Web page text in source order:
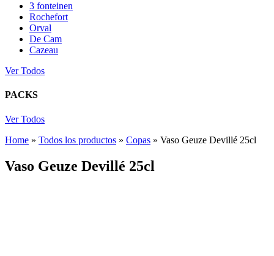
3 fonteinen
Rochefort
Orval
De Cam
Cazeau
Ver Todos
PACKS
Ver Todos
Home » Todos los productos » Copas » Vaso Geuze Devillé 25cl
Vaso Geuze Devillé 25cl